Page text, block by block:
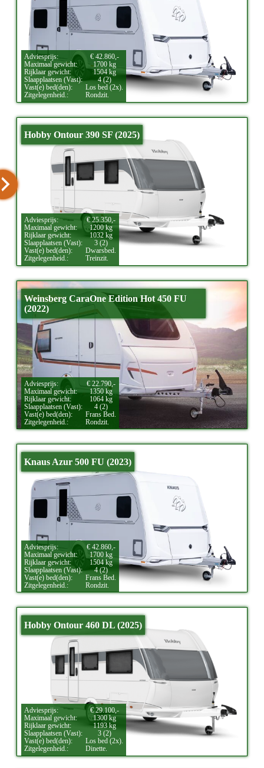
Adviesprijs:
€ 42.860,-
Maximaal gewicht:
1700 kg
Rijklaar gewicht:
1504 kg
Slaapplaatsen (Vast):
4 (2)
Vast(e) bed(den):
Los bed (2x).
Zitgelegenheid.:
Rondzit.
Hobby Ontour 390 SF (2025)
Adviesprijs:
€ 25.350,-
Maximaal gewicht:
1200 kg
Rijklaar gewicht:
1032 kg
Slaapplaatsen (Vast):
3 (2)
Vast(e) bed(den):
Dwarsbed.
Zitgelegenheid.:
Treinzit.
Weinsberg CaraOne Edition Hot 450 FU
(2022)
Adviesprijs:
€ 22.790,-
Maximaal gewicht:
1350 kg
Rijklaar gewicht:
1064 kg
Slaapplaatsen (Vast):
4 (2)
Vast(e) bed(den):
Frans Bed.
Zitgelegenheid.:
Rondzit.
Knaus Azur 500 FU (2023)
Adviesprijs:
€ 42.860,-
Maximaal gewicht:
1700 kg
Rijklaar gewicht:
1504 kg
Slaapplaatsen (Vast):
4 (2)
Vast(e) bed(den):
Frans Bed.
Zitgelegenheid.:
Rondzit.
Hobby Ontour 460 DL (2025)
Adviesprijs:
€ 29.100,-
Maximaal gewicht:
1300 kg
Rijklaar gewicht:
1193 kg
Slaapplaatsen (Vast):
3 (2)
Vast(e) bed(den):
Los bed (2x).
Zitgelegenheid.:
Dinette.